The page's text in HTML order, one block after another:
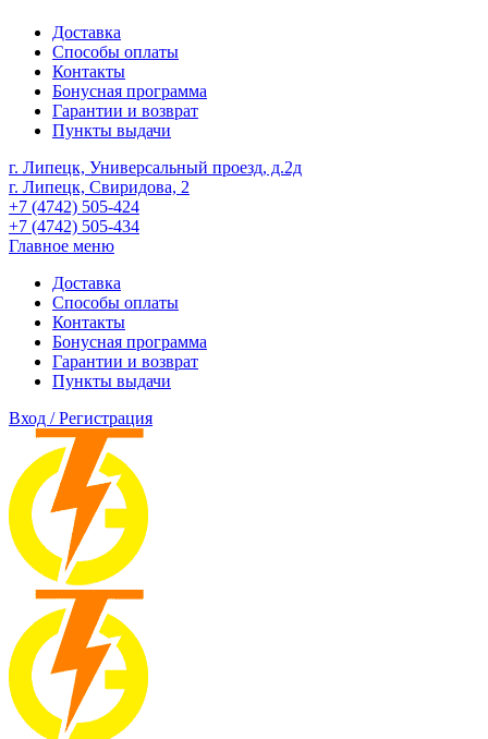
Доставка
Способы оплаты
Контакты
Бонусная программа
Гарантии и возврат
Пункты выдачи
г. Липецк, Универсальный проезд, д.2д
г. Липецк, Свиридова, 2
+7 (4742) 505-424
+7 (4742) 505-434
Главное меню
Доставка
Способы оплаты
Контакты
Бонусная программа
Гарантии и возврат
Пункты выдачи
Вход / Регистрация